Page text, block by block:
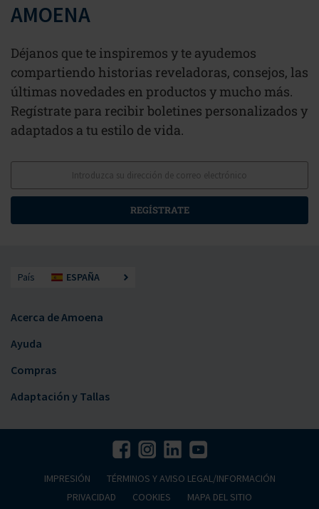
AMOENA
Déjanos que te inspiremos y te ayudemos
compartiendo historias reveladoras, consejos, las
últimas novedades en productos y mucho más.
Regístrate para recibir boletines personalizados y
adaptados a tu estilo de vida.
REGÍSTRATE
País ESPAÑA
Acerca de Amoena
Ayuda
Compras
Adaptación y Tallas
IMPRESIÓN
TÉRMINOS Y AVISO LEGAL/INFORMACIÓN
PRIVACIDAD
COOKIES MAPA DEL SITIO